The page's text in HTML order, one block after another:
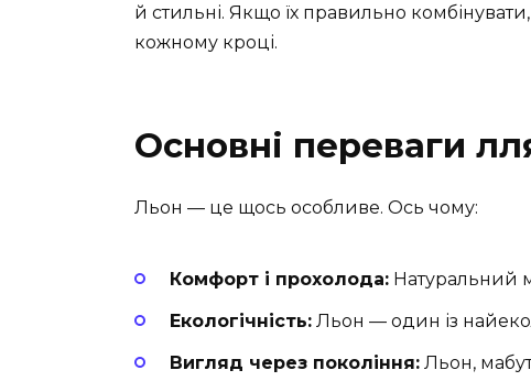
й стильні. Якщо їх правильно
кожному кроці.
Основні переваги
Льон — це щось особливе. Ось чому:
Комфорт і прохолода: Натуральний
Екологічність: Льон — один із
Вигляд через покоління: Льон,